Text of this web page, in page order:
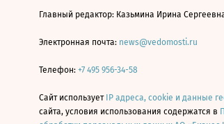
Главный редактор: Казьмина Ирина
Электронная почта: news@vedomosti.ru
Телефон: +7 495 956-34-58
Сайт использует IP адреса, cookie и данные
сайта, условия использования содержатся в